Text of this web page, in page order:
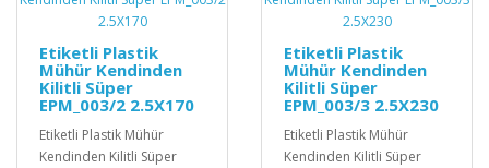
Etiketli Plastik
Mühür Kendinden
Kilitli Süper
EPM_003/2 2.5X170
Etiketli Plastik Mühür
Kendinden Kilitli Süper
Etiketli Plastik
Mühür Kendinden
Kilitli Süper
EPM_003/3 2.5X230
Etiketli Plastik Mühür
Kendinden Kilitli Süper